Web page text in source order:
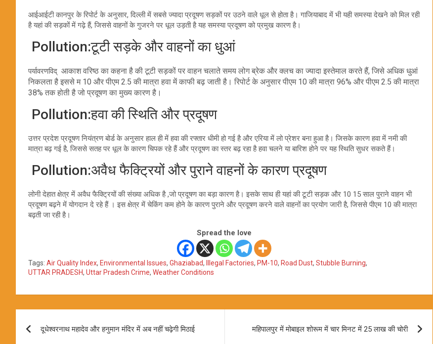
आईआईटी कानपुर के रिपोर्ट के अनुसार, दिल्ली में सबसे ज्यादा प्रदूषण सड़कों पर उठने वाले धूल से होता है। गाजियाबाद में भी यही समस्या देखने को मिल रही
है यहां की सड़कों में गढ़े हैं, जिससे वाहनों के गुजरने पर धूल उड़ती है यह समस्या प्रदूषण को प्रमुख कारण है।
Pollution:टूटी सड़के और वाहनों का धुआं
पर्यावरणविद् आकाश वरिष्ठ का कहना है की टूटी सड़कों पर वाहन चलाते समय लोग ब्रेक और क्लच का ज्यादा इस्तेमाल करते हैं, जिसे अधिक धुआं
निकलता है इससे म 10 और पीएम 2.5 की मात्रा हवा में काफी बढ़ जाती है। रिपोर्ट के अनुसार पीएम 10 की मात्रा 96% और पीएम 2.5 की मात्रा
38% तक होती है जो प्रदूषण का मुख्य कारण है।
Pollution:हवा की स्थिति और प्रदूषण
उत्तर प्रदेश प्रदूषण नियंत्रण बोर्ड के अनुसार हाल ही में हवा की रफ्तार धीमी हो गई है और एरिया में लो प्रेशर बना हुआ है। जिसके कारण हवा में नमी की
मात्रा बढ़ गई है, जिससे सतह पर धूल के कारण चिपक रहे हैं और प्रदूषण का स्तर बढ़ रहा है हवा चलने या बारिश होने पर यह स्थिति सुधर सकते हैं।
Pollution:अवैध फैक्ट्रियों और पुराने वाहनों के कारण प्रदूषण
लोनी देहात क्षेत्र में अवैध फैक्ट्रियों की संख्या अधिक है ,जो प्रदूषण का बड़ा कारण है। इसके साथ ही यहां की टूटी सड़क और 10 15 साल पुराने वाहन भी
प्रदूषण बढ़ने में योगदान दे रहे हैं । इस क्षेत्र में चेकिंग कम होने के कारण पुराने और प्रदूषण करने वाले वाहनों का प्रयोग जारी है, जिससे पीएम 10 की मात्रा
बढ़ती जा रही है।
Spread the love
Tags: Air Quality Index, Environmental Issues, Ghaziabad, Illegal Factories, PM-10, Road Dust, Stubble Burning,
UTTAR PRADESH, Uttar Pradesh Crime, Weather Conditions
navigation
दूधेश्वरनाथ महादेव और हनुमान मंदिर में अब नहीं चढ़ेगी मिठाई महिपालपुर में मोबाइल शोरूम में चार मिनट में 25 लाख की चोरी